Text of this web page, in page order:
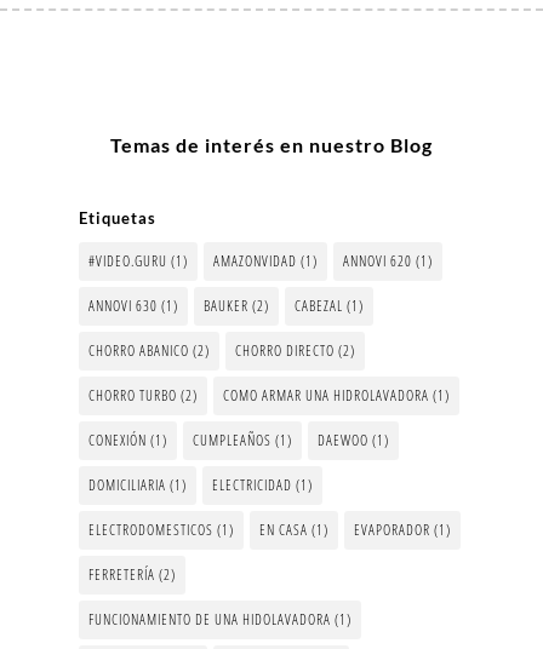
Temas de interés en nuestro Blog
Etiquetas
#VIDEO.GURU (1) AMAZONVIDAD (1) ANNOVI 620 (1)
ANNOVI 630 (1) BAUKER (2) CABEZAL (1)
CHORRO ABANICO (2) CHORRO DIRECTO (2)
CHORRO TURBO (2) COMO ARMAR UNA HIDROLAVADORA (1)
CONEXIÓN (1) CUMPLEAÑOS (1) DAEWOO (1)
DOMICILIARIA (1) ELECTRICIDAD (1)
ELECTRODOMESTICOS (1) EN CASA (1) EVAPORADOR (1)
FERRETERÍA (2)
FUNCIONAMIENTO DE UNA HIDOLAVADORA (1)